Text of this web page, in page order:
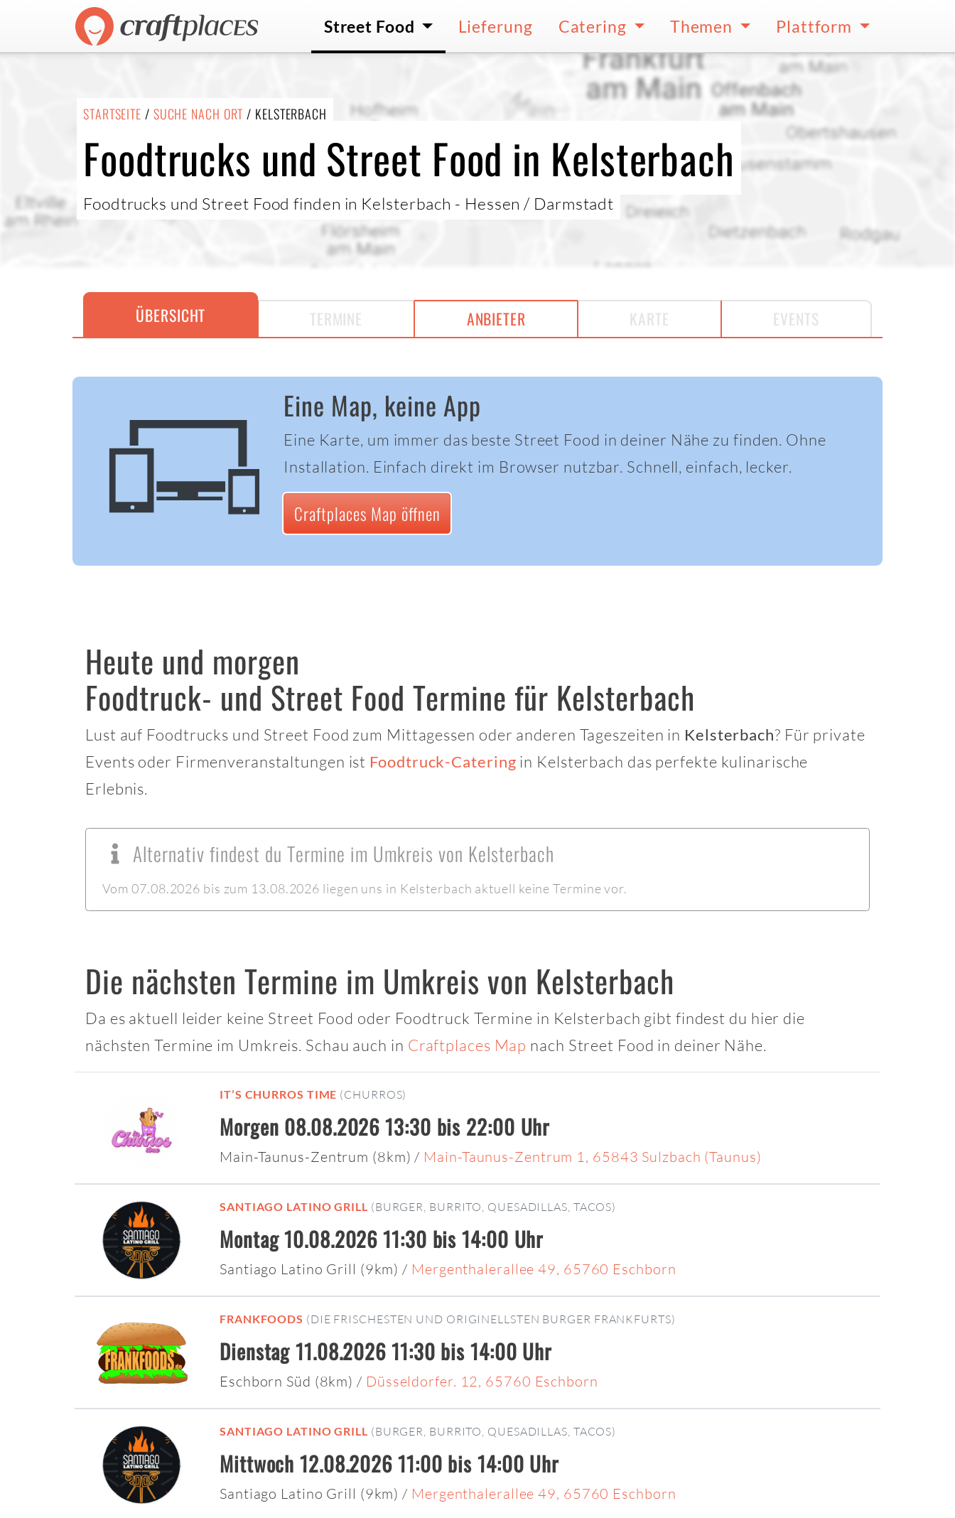
Street Food Lieferung Catering Themen Plattform
STARTSEITE / SUCHE NACH ORT / KELSTERBACH
Foodtrucks und Street Food in Kelsterbach
Foodtrucks und Street Food finden in Kelsterbach - Hessen / Darmstadt
ÜBERSICHT TERMINE ANBIETER KARTE EVENTS
Eine Map, keine App
Eine Karte, um immer das beste Street Food in deiner Nähe zu finden. Ohne
Installation. Einfach direkt im Browser nutzbar. Schnell, einfach, lecker.
Craftplaces Map öffnen
Heute und morgen
Foodtruck- und Street Food Termine für Kelsterbach
Lust auf Foodtrucks und Street Food zum Mittagessen oder anderen Tageszeiten in Kelsterbach? Für private
Events oder Firmenveranstaltungen ist Foodtruck-Catering in Kelsterbach das perfekte kulinarische
Erlebnis.
Alternativ findest du Termine im Umkreis von Kelsterbach
Vom 07.08.2026 bis zum 13.08.2026 liegen uns in Kelsterbach aktuell keine Termine vor.
Die nächsten Termine im Umkreis von Kelsterbach
Da es aktuell leider keine Street Food oder Foodtruck Termine in Kelsterbach gibt findest du hier die
nächsten Termine im Umkreis. Schau auch in Craftplaces Map nach Street Food in deiner Nähe.
IT’S CHURROS TIME (CHURROS)
Morgen 08.08.2026 13:30 bis 22:00 Uhr
Main-Taunus-Zentrum (8km)/ Main-Taunus-Zentrum 1, 65843 Sulzbach (Taunus)
SANTIAGO LATINO GRILL (BURGER, BURRITO, QUESADILLAS, TACOS)
Montag 10.08.2026 11:30 bis 14:00 Uhr
Santiago Latino Grill (9km)/ Mergenthalerallee 49, 65760 Eschborn
FRANKFOODS (DIE FRISCHESTEN UND ORIGINELLSTEN BURGER FRANKFURTS)
Dienstag 11.08.2026 11:30 bis 14:00 Uhr
Eschborn Süd (8km)/ Düsseldorfer. 12, 65760 Eschborn
SANTIAGO LATINO GRILL (BURGER, BURRITO, QUESADILLAS, TACOS)
Mittwoch 12.08.2026 11:00 bis 14:00 Uhr
Santiago Latino Grill (9km)/ Mergenthalerallee 49, 65760 Eschborn